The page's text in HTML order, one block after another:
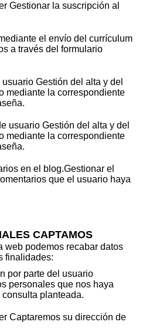
Gestionar la suscripción al
el envío del currículum
a través del formulario
Gestión del alta y del
mediante la correspondiente
usuario Gestión del alta y del
mediante la correspondiente
en el blog.Gestionar el
que el usuario haya
CAPTAMOS
web podemos recabar datos
finalidades:
por parte del usuario
personales que nos haya
planteada.
Captaremos su dirección de